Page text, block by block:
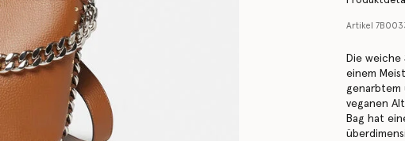
Artikel
Die weiche
einem
genarbtem
veganen
Bag hat